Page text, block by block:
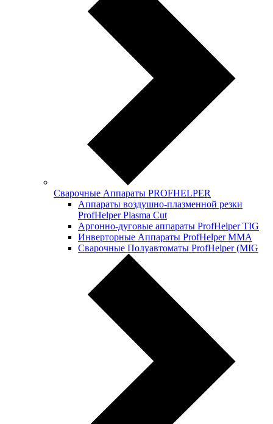
Сварочные Аппараты PROFНELPER
Аппараты воздушно-плазменной резки
ProfHelper Plasma Cut
Аргонно-дуговые аппараты ProfHelper TIG
Инверторные Аппараты ProfНelper ММА
Сварочные Полуавтоматы ProfHelper (MIG